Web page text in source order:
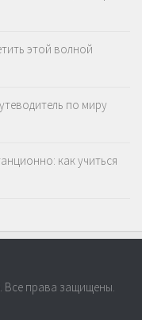
этой волной
по миру
как учиться
Все права защищены.